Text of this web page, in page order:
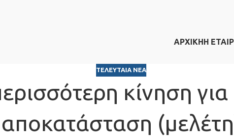
ΑΡΧΙΚΗΗ
ΤΕΛΕΥΤΑΊΑ ΝΈΑ
κίνηση
αποκατάσταση